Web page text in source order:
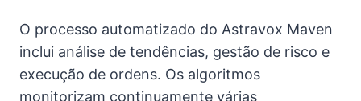
O processo automatizado do Astravox Maven
inclui análise de tendências, gestão de risco e
execução de ordens. Os algoritmos
monitorizam continuamente várias